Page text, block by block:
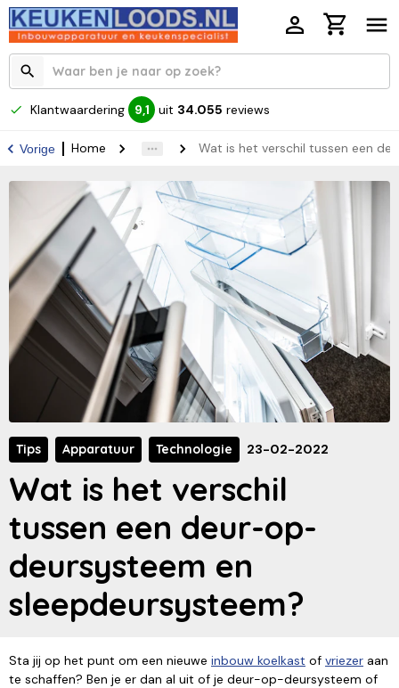
Klantwaardering 9,1 uit 34.055 reviews
Vorige Home Wat is het verschil tussen een
Tips Apparatuur Technologie 23-02-2022
Wat is het verschil
tussen een deur-op-
deursysteem en
sleepdeursysteem?
Sta jij op het punt om een nieuwe inbouw koelkast of vriezer aan
te schaffen? Ben je er dan al uit of je deur-op-deursysteem of